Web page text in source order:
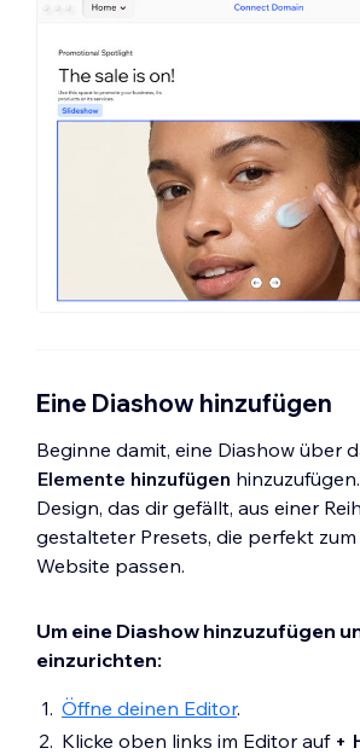
Eine Diashow hinzufügen
Beginne damit, eine Diashow über
Elemente hinzufügen
Design, das dir gefällt, aus einer
gestalteter Presets, die perfekt
Website passen.
Um eine Diashow hinzuzufügen
einzurichten:
Öffne deinen Editor.
Klicke oben links im Editor auf +